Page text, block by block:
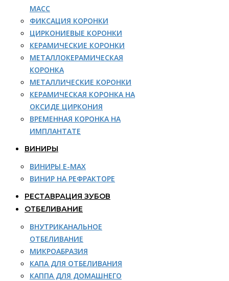
МАСС
ФИКСАЦИЯ КОРОНКИ
ЦИРКОНИЕВЫЕ КОРОНКИ
КЕРАМИЧЕСКИЕ КОРОНКИ
МЕТАЛЛОКЕРАМИЧЕСКАЯ
КОРОНКА
МЕТАЛЛИЧЕСКИЕ КОРОНКИ
КЕРАМИЧЕСКАЯ КОРОНКА НА
ОКСИДЕ ЦИРКОНИЯ
ВРЕМЕННАЯ КОРОНКА НА
ИМПЛАНТАТЕ
ВИНИРЫ
ВИНИРЫ E-MAX
ВИНИР НА РЕФРАКТОРЕ
РЕСТАВРАЦИЯ ЗУБОВ
ОТБЕЛИВАНИЕ
ВНУТРИКАНАЛЬНОЕ
ОТБЕЛИВАНИЕ
МИКРОАБРАЗИЯ
КАПА ДЛЯ ОТБЕЛИВАНИЯ
КАППА ДЛЯ ДОМАШНЕГО